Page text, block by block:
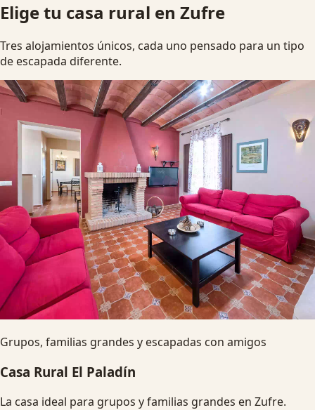
Elige tu casa rural en Zufre
Tres alojamientos únicos, cada uno pensado para un tipo
de escapada diferente.
Grupos, familias grandes y escapadas con amigos
Casa Rural El Paladín
La casa ideal para grupos y familias grandes en Zufre.